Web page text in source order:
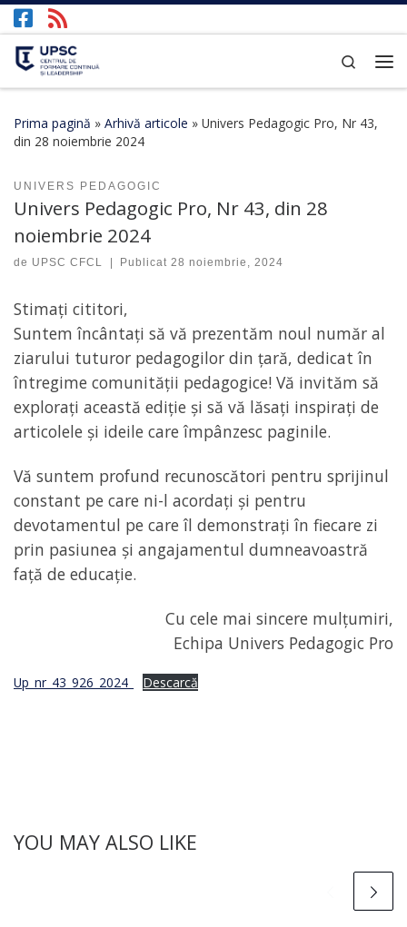
Afișează întregul conținut
Search
Prima pagină » Arhivă articole » Univers Pedagogic Pro, Nr 43,
din 28 noiembrie 2024
UNIVERS PEDAGOGIC
Univers Pedagogic Pro, Nr 43, din 28
noiembrie 2024
de UPSC CFCL Publicat28 noiembrie, 2024
Stimați cititori,
Suntem încântați să vă prezentăm noul număr al
ziarului tuturor pedagogilor din țară, dedicat în
întregime comunității pedagogice! Vă invităm să
explorați această ediție și să vă lăsați inspirați de
articolele și ideile care împânzesc paginile.
Vă suntem profund recunoscători pentru sprijinul
constant pe care ni-l acordați și pentru
devotamentul pe care îl demonstrați în fiecare zi
prin pasiunea și angajamentul dumneavoastră
față de educație.
Cu cele mai sincere mulțumiri,
Echipa Univers Pedagogic Pro
Up_nr_43_926_2024_ Descarcă
YOU MAY ALSO LIKE